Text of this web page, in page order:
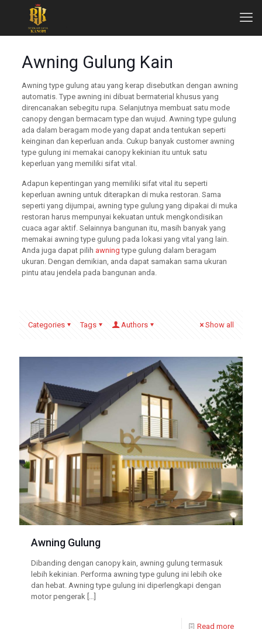
Awning Gulung Kain
Awning type gulung atau yang kerap disebutkan dengan awning
automatis. Type awning ini dibuat bermaterial khusus yang
direncanakan sebegitu rupa. Selanjutnya membuat satu mode
canopy dengan bermacam type dan wujud. Awning type gulung
ada dalam beragam mode yang dapat anda tentukan seperti
keinginan dan keperluan anda. Cukup banyak customer awning
type gulung ini memakai canopy kekinian itu untuk satu
keperluan yang memiliki sifat vital.
Adapun kepentingan yang memiliki sifat vital itu seperti
keperluan awning untuk diterapkan di muka restoran. Sama
seperti yang dijumpai, awning type gulung yang dipakai di muka
restoran harus mempunyai kekuatan untuk mengkondisikan
cuaca agar aktif. Selainnya bangunan itu, masih banyak yang
memakai awning type gulung pada lokasi yang vital yang lain.
Anda juga dapat pilih awning type gulung dalam beragam
ukuran. Dengan demikian, anda dapat samakan sama ukuran
pintu atau jendela pada bangunan anda.
Categories Tags Authors Show all
Awning Gulung
Dibanding dengan canopy kain, awning gulung termasuk
lebih kekinian. Performa awning type gulung ini lebih oke
dan hebat. Awning type gulung ini diperlengkapi dengan
motor pengerak […]
Read more